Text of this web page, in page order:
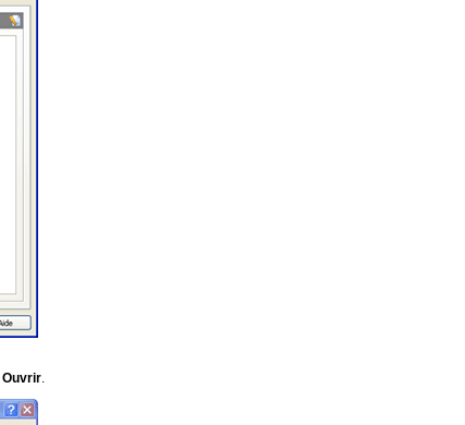
Ouvrir.